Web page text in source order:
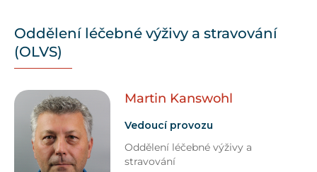
Oddělení léčebné výživy a stravování
(OLVS)
Martin Kanswohl
Vedoucí provozu
Oddělení léčebné výživy a
stravování